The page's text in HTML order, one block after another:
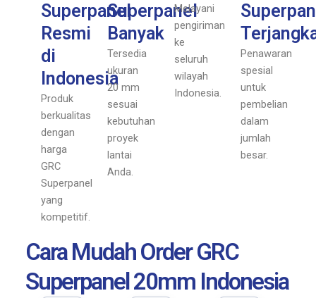
Superpanel
Resmi
di
Indonesia
Produk
berkualitas
dengan
harga
GRC
Superpanel
yang
kompetitif.
Superpanel
Banyak
Tersedia
ukuran
20 mm
sesuai
kebutuhan
proyek
lantai
Anda.
Melayani
pengiriman
ke
seluruh
wilayah
Indonesia.
Penawaran
spesial
untuk
pembelian
dalam
jumlah
besar.
Cara Mudah Order GRC
Superpanel 20mm Indonesia